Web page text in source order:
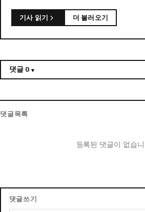
기사 읽기 더 불러오기
댓글0
댓글목록
등록된 댓글이 없습니
댓글쓰기